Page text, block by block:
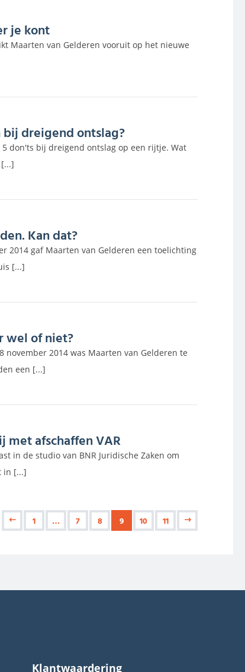
je kont
Maarten van Gelderen vooruit op het nieuwe
dreigend ontslag?
don'ts bij dreigend ontslag op een rijtje. Wat
Kan dat?
2014 gaf Maarten van Gelderen een toelichting
[...]
wel of niet?
november 2014 was Maarten van Gelderen te
een [...]
met afschaffen VAR
in de studio van BNR Juridische Zaken om
in [...]
1 … 7 8 9 10 11
Klantwaardering